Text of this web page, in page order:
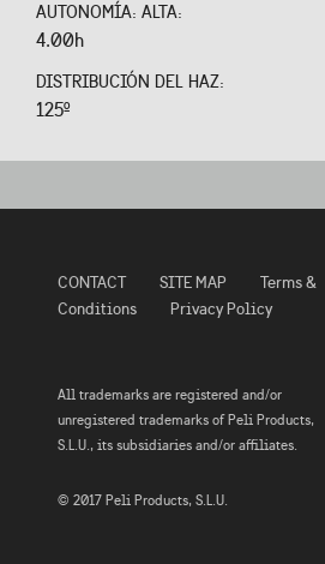
AUTONOMÍA: ALTA:
4.00h
DISTRIBUCIÓN DEL HAZ:
125º
CONTACT SITE MAP
Terms &
Conditions
Privacy Policy
All trademarks are registered and/or
unregistered trademarks of Peli Products,
S.L.U., its subsidiaries and/or affiliates.
© 2017 Peli Products, S.L.U.